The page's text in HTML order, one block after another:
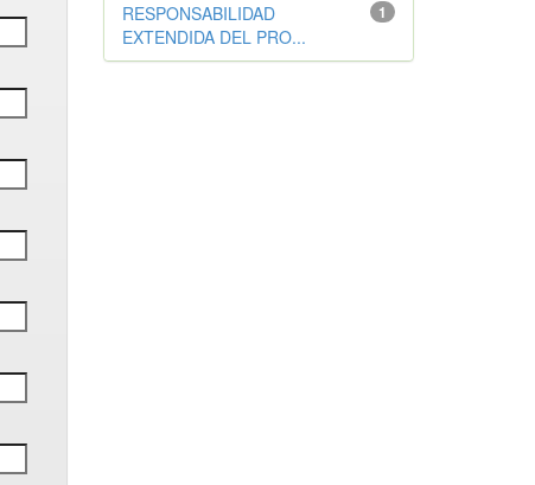
1
RESPONSABILIDAD
EXTENDIDA DEL PRO...